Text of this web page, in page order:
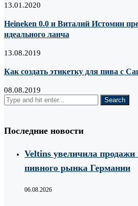
13.01.2020
Heineken 0.0 и Виталий Истомин
идеального ланча
13.08.2019
Как создать этикетку для пива с
08.08.2019
Последние новости
Veltins увеличила
пивного рынка Германии
06.08.2026